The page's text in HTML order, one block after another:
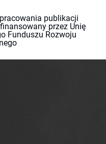
publikacji
przez Unię
Funduszu Rozwoju